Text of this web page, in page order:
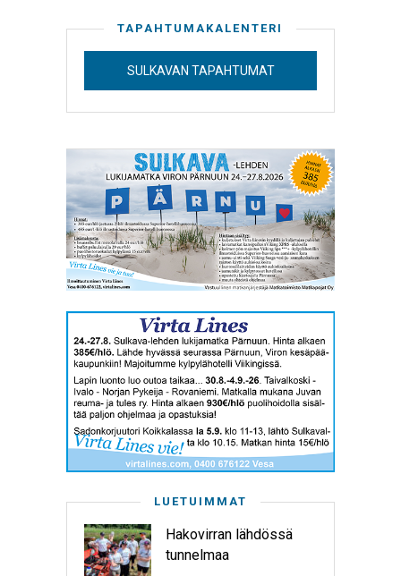
TAPAHTUMAKALENTERI
SULKAVAN TAPAHTUMAT
LUETUIMMAT
Hakovirran lähdössä
tunnelmaa